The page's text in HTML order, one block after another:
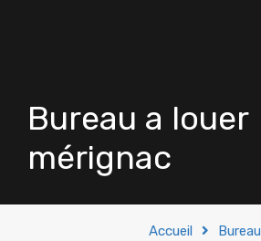
Bureau a louer
mérignac
Accueil Bureau